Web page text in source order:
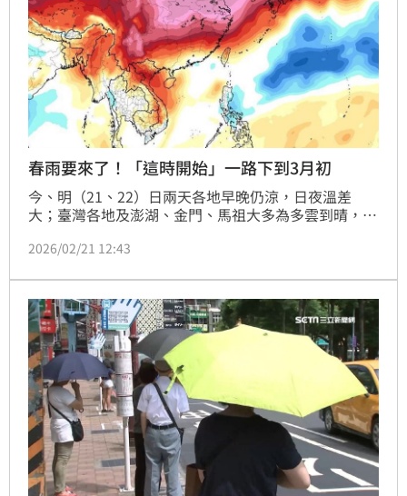
春雨要來了！「這時開始」一路下到3月初
今、明（21、22）日兩天各地早晚仍涼，日夜溫差
大；臺灣各地及澎湖、金門、馬祖大多為多雲到晴，僅
岸及大臺北地區亦有零星短暫雨。氣象粉專也預估，這
了！
2026/02/21 12:43